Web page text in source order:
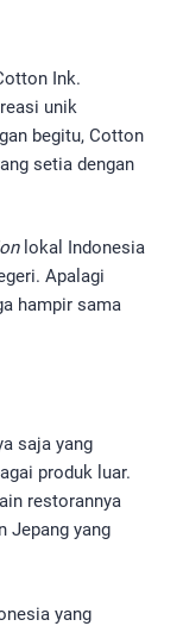
Ink.
unik
begitu, Cotton
setia dengan
lokal Indonesia
Apalagi
hampir sama
saja yang
produk luar.
restorannya
Jepang yang
yang